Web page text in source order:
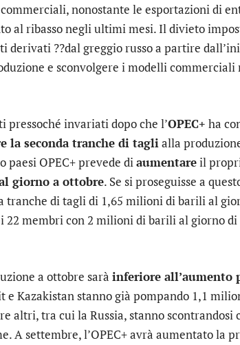
nonostante le esportazioni di
al ribasso negli ultimi mesi. Il divieto
??dal greggio russo a partire
e sconvolgere i modelli commerciali
invariati dopo che l’OPEC+ ha
la seconda tranche di taglialla
OPEC+ prevede diaumentareil
giorno a ottobre. Se si proseguisse a
tranche di tagli di 1,65 milioni di barili al
22 membri con 2 milioni di barili al giorno
a ottobre sarà inferiore all’aumento
Kazakistan stanno già pompando 1,1
altri, tra cui la Russia, stanno scontrandosi
A settembre, l’OPEC+ avrà aumentato la